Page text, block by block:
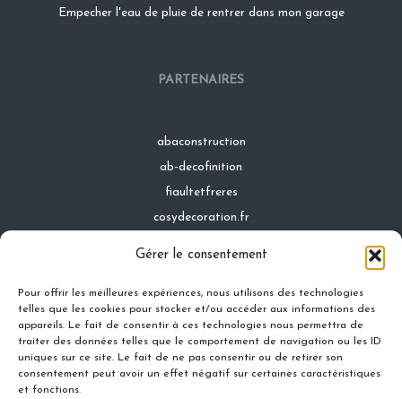
Gérer le consentement
Pour offrir les meilleures expériences, nous utilisons des technologies
telles que les cookies pour stocker et/ou accéder aux informations des
appareils. Le fait de consentir à ces technologies nous permettra de
traiter des données telles que le comportement de navigation ou les ID
uniques sur ce site. Le fait de ne pas consentir ou de retirer son
consentement peut avoir un effet négatif sur certaines caractéristiques
et fonctions.
Empecher l'eau de pluie de rentrer dans mon garage
PARTENAIRES
abaconstruction
ab-decofinition
fiaultetfreres
cosydecoration.fr
Contact
Mentions légales